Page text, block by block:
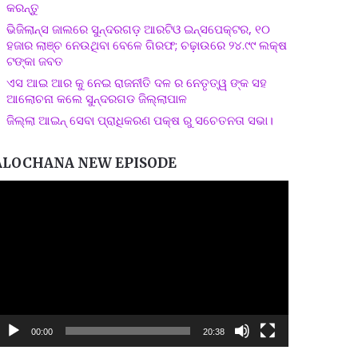
କରନ୍ତୁ
ଭିଜିଲାନ୍ସ ଜାଲରେ ସୁନ୍ଦରଗଡ଼ ଆରଟିଓ ଇନ୍ସପେକ୍ଟର, ୧୦
ହଜାର ଲାଞ୍ଚ ନେଉଥିବା ବେଳେ ଗିରଫ; ଚଢ଼ାଉରେ ୨୪.୯୯ ଲକ୍ଷ
ଟଙ୍କା ଜବତ
ଏସ ଆଇ ଆର କୁ ନେଇ ରାଜନୀତି ଦଳ ର ନେତୃତ୍ୱ ଙ୍କ ସହ
ଆଲୋଚନା କଲେ ସୁନ୍ଦରଗଡ ଜିଲ୍ଲାପାଳ
ଜିଲ୍ଲା ଆଇନ୍ ସେବା ପ୍ରାଧିକରଣ ପକ୍ଷ ରୁ ସଚେତନତା ସଭା।
NEW EPISODE
00:00 20:38